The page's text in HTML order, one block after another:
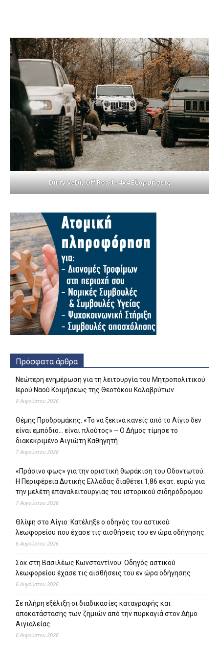
Dirty VeDi, Off Road - 4x4 Εξορμήσεις
Πρόσφατα άρθρα
Νεώτερη ενημέρωση για τη λειτουργία του Μητροπολιτικού
Ιερού Ναού Κοιμήσεως της Θεοτόκου Καλαβρύτων
8 Αυγούστου 2026
Θέμης Προδρομάκης: «Το να ξεκινά κανείς από το Αίγιο δεν
είναι εμπόδιο… είναι πλούτος» – O Δήμος τίμησε το
διακεκριμένο Αιγιώτη Καθηγητή
7 Αυγούστου 2026
«Πράσινο φως» για την οριστική θωράκιση του Οδοντωτού:
Η Περιφέρεια Δυτικής Ελλάδας διαθέτει 1,86 εκατ. ευρώ για
την μελέτη επαναλειτουργίας του ιστορικού σιδηρόδρομου
7 Αυγούστου 2026
Θλίψη στο Αίγιο: Κατέληξε ο οδηγός του αστικού
λεωφορείου που έχασε τις αισθήσεις του εν ώρα οδήγησης
6 Αυγούστου 2026
Σοκ στη Βασιλέως Κωνσταντίνου: Οδηγός αστικού
λεωφορείου έχασε τις αισθήσεις του εν ώρα οδήγησης
6 Αυγούστου 2026
Σε πλήρη εξέλιξη οι διαδικασίες καταγραφής και
αποκατάστασης των ζημιών από την πυρκαγιά στον Δήμο
Αιγιαλείας
6 Αυγούστου 2026